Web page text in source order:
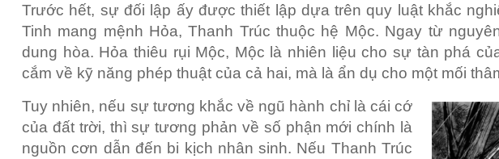
Trước hết, sự đối lập ấy được thiết lập dựa trên quy luật khắc
Tinh mang mệnh Hỏa, Thanh Trúc thuộc hệ Mộc. Ngay từ
dung hòa. Hỏa thiêu rụi Mộc, Mộc là nhiên liệu cho sự tàn phá
cắm về kỹ năng phép thuật của cả hai, mà là ẩn dụ cho một mối
Tuy nhiên, nếu sự tương khắc về ngũ hành chỉ là cái cớ
của đất trời, thì sự tương phản về số phận mới chính là
nguồn cơn dẫn đến bi kịch nhân sinh. Nếu Thanh Trúc